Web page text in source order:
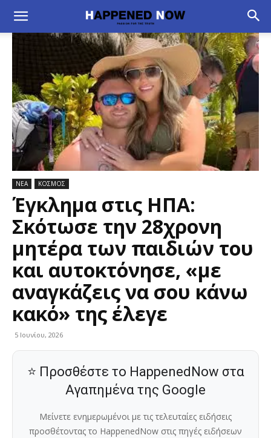
ΝΕΑ ΚΟΣΜΟΣ
Έγκλημα στις ΗΠΑ:
Σκότωσε την 28χρονη
μητέρα των παιδιών του
και αυτοκτόνησε, «με
αναγκάζεις να σου κάνω
κακό» της έλεγε
5 Ιουνίου, 2026
⭐ Προσθέστε το HappenedNow στα
Αγαπημένα της Google
Μείνετε ενημερωμένοι με τις τελευταίες ειδήσεις
προσθέτοντας το HappenedNow στις πηγές ειδήσεων